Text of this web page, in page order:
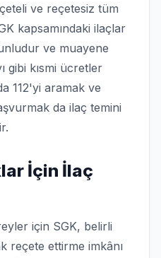
ve reçetesiz tüm
kapsamındaki ilaçlar
ve muayene
gibi kısmi ücretler
112'yi aramak ve
da ilaç temini
İçin İlaç
için SGK, belirli
reçete ettirme imkânı